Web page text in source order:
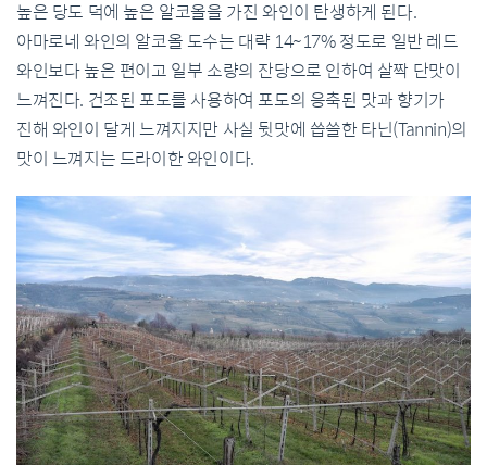
높은 당도 덕에 높은 알코올을 가진 와인이 탄생하게 된다.
아마로네 와인의 알코올 도수는 대략 14~17% 정도로 일반 레드
와인보다 높은 편이고 일부 소량의 잔당으로 인하여 살짝 단맛이
느껴진다. 건조된 포도를 사용하여 포도의 응축된 맛과 향기가
진해 와인이 달게 느껴지지만 사실 뒷맛에 씁쓸한 타닌(Tannin)의
맛이 느껴지는 드라이한 와인이다.